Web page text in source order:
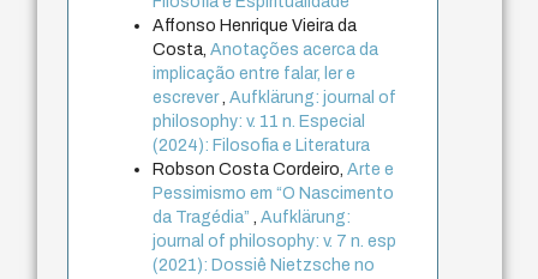
Affonso Henrique Vieira da
Costa,Anotações acerca da
implicação entre falar, ler e
escrever,Aufklärung: journal of
philosophy: v. 11 n. Especial
(2024): Filosofia e Literatura
Robson Costa Cordeiro,Arte e
Pessimismo em “O Nascimento
da Tragédia”,Aufklärung:
journal of philosophy: v. 7 n. esp
(2021): Dossiê Nietzsche no